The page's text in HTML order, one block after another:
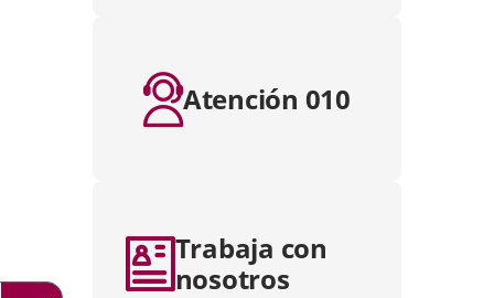
Atención 010
Trabaja con
nosotros